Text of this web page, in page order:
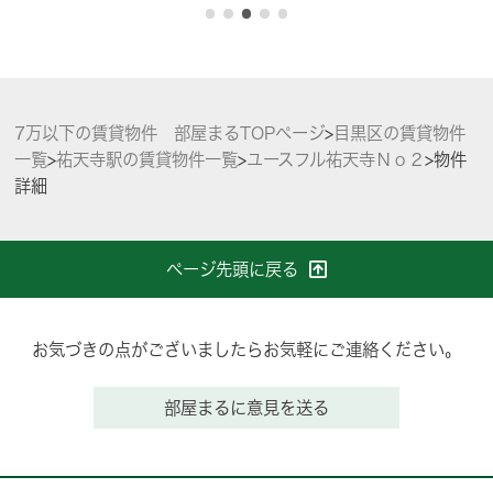
7万以下の賃貸物件 部屋まるTOPページ>目黒区の賃貸物件
一覧>祐天寺駅の賃貸物件一覧>ユースフル祐天寺Ｎｏ２>物件
詳細
ページ先頭に戻る
お気づきの点がございましたらお気軽にご連絡ください。
部屋まるに意見を送る